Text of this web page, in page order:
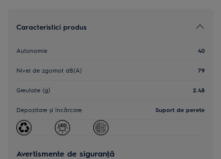
Caracteristici produs
Autonomie 40
Nivel de zgomot dB(A) 79
Greutate (g) 2.48
Depozitare și încărcare Suport de perete
Avertismente de siguranţă